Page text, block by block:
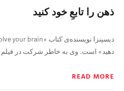
ذهن را تابعِ خود کنید
دهید» است. وی به خاطر شرکت در فیلم
READ MORE